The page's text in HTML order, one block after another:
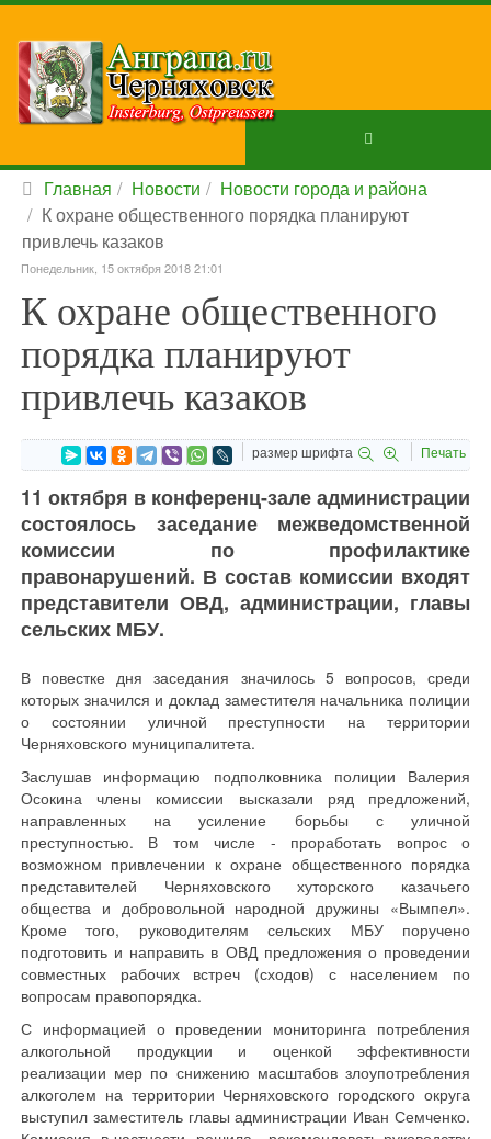
Главная Новости
Новости города и района
К охране общественного порядка планируют
привлечь казаков
Понедельник, 15 октября 2018 21:01
К охране общественного
порядка планируют
привлечь казаков
размер шрифта Печать
11 октября в конференц-зале администрации
состоялось заседание межведомственной
комиссии по профилактике
правонарушений. В состав комиссии входят
представители ОВД, администрации, главы
сельских МБУ.
В повестке дня заседания значилось 5 вопросов, среди
которых значился и доклад заместителя начальника полиции
о состоянии уличной преступности на территории
Черняховского муниципалитета.
Заслушав информацию подполковника полиции Валерия
Осокина члены комиссии высказали ряд предложений,
направленных на усиление борьбы с уличной
преступностью. В том числе - проработать вопрос о
возможном привлечении к охране общественного порядка
представителей Черняховского хуторского казачьего
общества и добровольной народной дружины «Вымпел».
Кроме того, руководителям сельских МБУ поручено
подготовить и направить в ОВД предложения о проведении
совместных рабочих встреч (сходов) с населением по
вопросам правопорядка.
С информацией о проведении мониторинга потребления
алкогольной продукции и оценкой эффективности
реализации мер по снижению масштабов злоупотребления
алкоголем на территории Черняховского городского округа
выступил заместитель главы администрации Иван Семченко.